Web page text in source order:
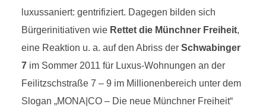
luxussaniert: gentrifiziert. Dagegen bilden sich
Bürgerinitiativen wie Rettet die Münchner Freiheit,
eine Reaktion u. a. auf den Abriss der Schwabinger
7im Sommer 2011 für Luxus-Wohnungen an der
Feilitzschstraße 7 – 9 im Millionenbereich unter dem
Slogan „MONA|CO – Die neue Münchner Freiheit“